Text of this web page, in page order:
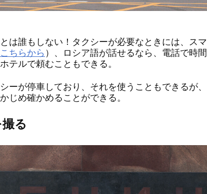
は誰もしない！タクシーが必要なときには、ス
ちらから ）、ロシア語が話せるなら、電話で時
テルで頼むこともできる。
ーが停車しており、それを使うこともできるが
じめ確かめることができる。
る